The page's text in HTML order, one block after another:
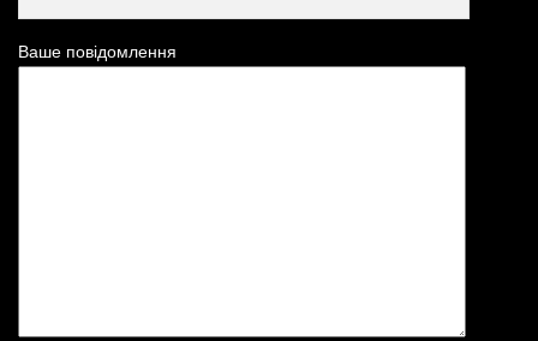
Ваше повідомлення